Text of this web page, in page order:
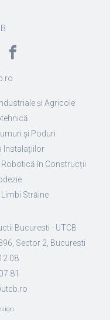
și Agricole
și Poduri
Instalațiilor
Robotică în Construcții
Străine
Bucuresti - UTCB
Sector 2, Bucuresti